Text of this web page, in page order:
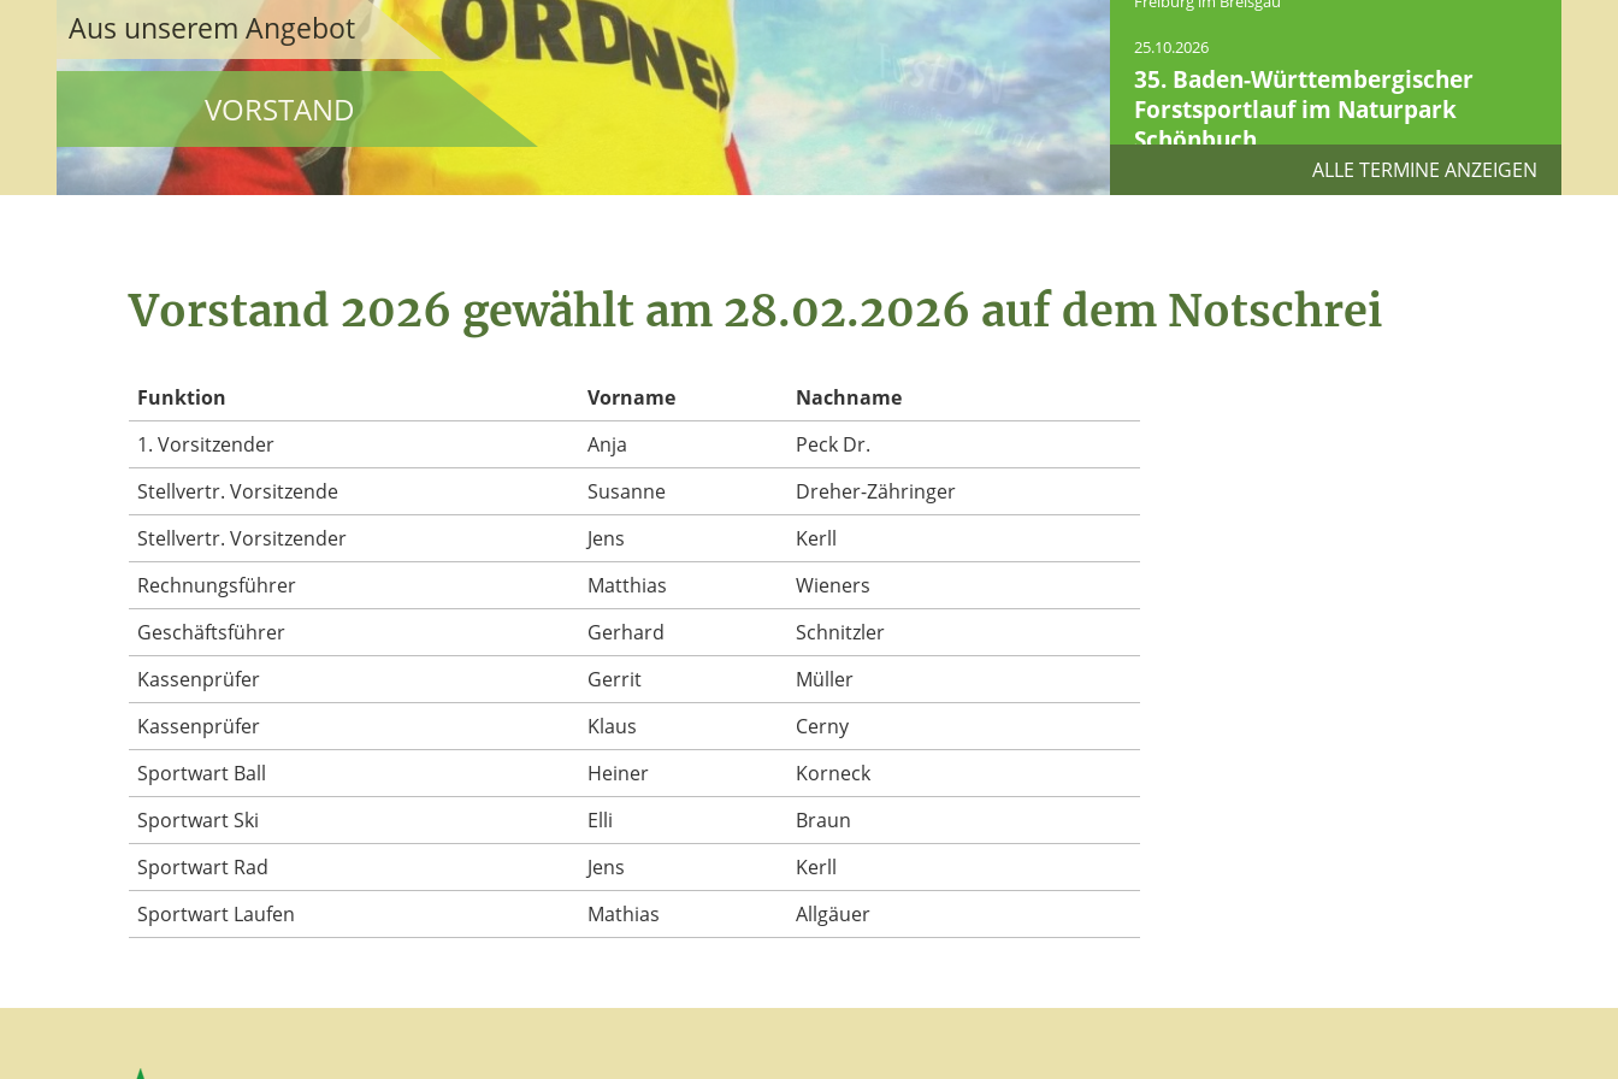
Aus unserem Angebot
VORSTAND
Aus unserem Angebot
VORSTAND
25.10.2026
35. Baden-Württembergischer
Forstsportlauf im Naturpark
Schönbuch
ALLE TERMINE ANZEIGEN
Vorstand 2026 gewählt am 28.02.2026 auf dem Notschrei
Funktion Vorname
Nachname
1. Vorsitzender
Anja
Peck Dr.
Stellvertr. Vorsitzende
Susanne
Dreher-Zähringer
Stellvertr. Vorsitzender
Jens
Kerll
Rechnungsführer
Matthias
Wieners
Geschäftsführer
Gerhard
Schnitzler
Kassenprüfer
Gerrit
Müller
Kassenprüfer
Klaus
Cerny
Sportwart Ball
Heiner
Korneck
Sportwart Ski
Elli
Braun
Sportwart Rad
Jens
Kerll
Sportwart Laufen
Mathias Allgäuer